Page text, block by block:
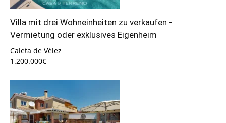
Villa mit drei Wohneinheiten zu verkaufen -
Vermietung oder exklusives Eigenheim
Caleta de Vélez
1.200.000€